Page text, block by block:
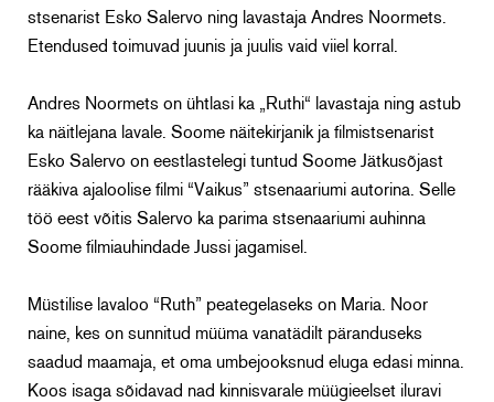
stsenarist Esko Salervo ning lavastaja Andres Noormets.
Etendused toimuvad juunis ja juulis vaid viiel korral.
Andres Noormets on ühtlasi ka „Ruthi“ lavastaja ning astub
ka näitlejana lavale. Soome näitekirjanik ja filmistsenarist
Esko Salervo on eestlastelegi tuntud Soome Jätkusõjast
rääkiva ajaloolise filmi “Vaikus” stsenaariumi autorina. Selle
töö eest võitis Salervo ka parima stsenaariumi auhinna
Soome filmiauhindade Jussi jagamisel.
Müstilise lavaloo “Ruth” peategelaseks on Maria. Noor
naine, kes on sunnitud müüma vanatädilt päranduseks
saadud maamaja, et oma umbejooksnud eluga edasi minna.
Koos isaga sõidavad nad kinnisvarale müügieelset iluravi